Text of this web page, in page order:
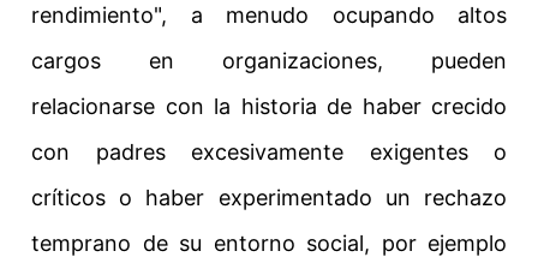
rendimiento", a menudo ocupando altos
cargos en organizaciones, pueden
relacionarse con la historia de haber crecido
con padres excesivamente exigentes o
críticos o haber experimentado un rechazo
temprano de su entorno social, por ejemplo